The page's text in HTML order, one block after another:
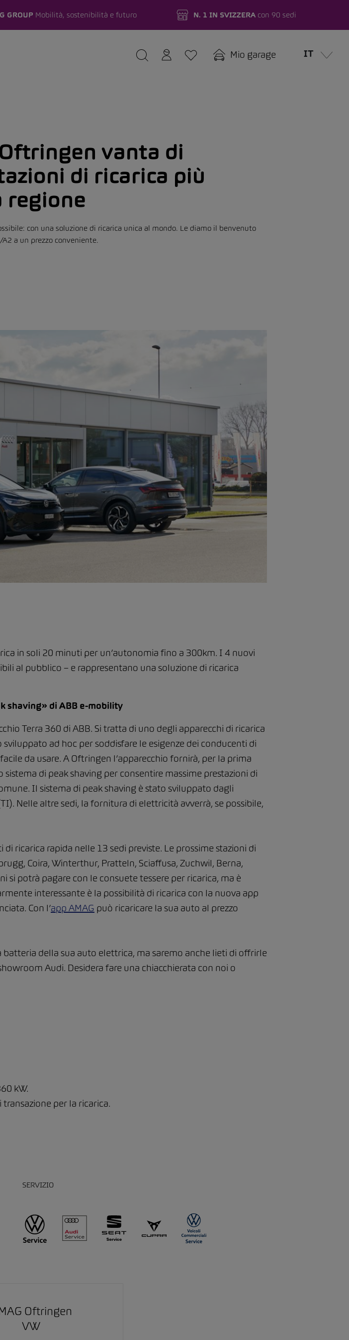
GROUP Mobilità, sostenibilità e futuro N. 1 IN SVIZZERAcon 90 sedi
Mio garage IT
vanta di
di ricarica più
regione
con una soluzione di ricarica unica al mondo. Le diamo il benvenuto
a un prezzo conveniente.
in soli 20 minuti per un’autonomia fino a 300km. I 4 nuovi
al pubblico – e rappresentano una soluzione di ricarica
shaving» di ABB e-mobility
Terra 360 di ABB. Si tratta di uno degli apparecchi di ricarica
ad hoc per soddisfare le esigenze dei conducenti di
da usare. A Oftringen l’apparecchio fornirà, per la prima
di peak shaving per consentire massime prestazioni di
Il sistema di peak shaving è stato sviluppato dagli
Nelle altre sedi, la fornitura di elettricità avverrà, se possibile,
ricarica rapida nelle 13 sedi previste. Le prossime stazioni di
Coira, Winterthur, Pratteln, Sciaffusa, Zuchwil, Berna,
si potrà pagare con le consuete tessere per ricarica, ma è
interessante è la possibilità di ricarica con la nuova app
Con l’app AMAG può ricaricare la sua auto al prezzo
della sua auto elettrica, ma saremo anche lieti di offrirle
Audi. Desidera fare una chiacchierata con noi o
kW.
transazione per la ricarica.
SERVIZIO
Oftringen
VW